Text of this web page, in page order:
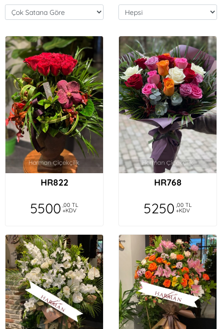
HR822
5500 ,00 TL
+KDV
HR768
5250 ,00 TL
+KDV